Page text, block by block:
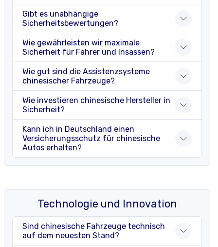
Gibt es unabhängige
Sicherheitsbewertungen?
Wie gewährleisten wir maximale
Sicherheit für Fahrer und Insassen?
Wie gut sind die Assistenzsysteme
chinesischer Fahrzeuge?
Wie investieren chinesische Hersteller in
Sicherheit?
Kann ich in Deutschland einen
Versicherungsschutz für chinesische
Autos erhalten?
Technologie und Innovation
Sind chinesische Fahrzeuge technisch
auf dem neuesten Stand?